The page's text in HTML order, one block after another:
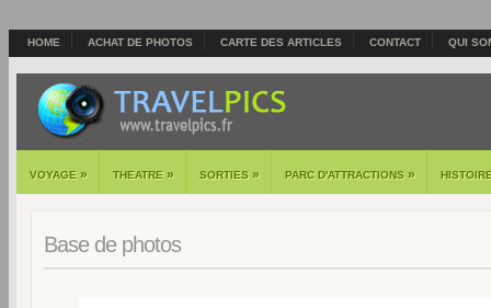
HOME ACHAT DE PHOTOS CARTE DES ARTICLES CONTACT QUI
VOYAGE » THEATRE » SORTIES » PARC D'ATTRACTIONS »
Base de photos